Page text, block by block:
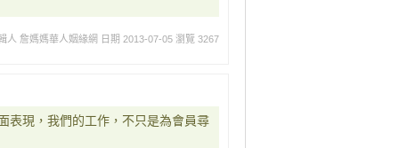
人 詹媽媽華人姻緣網 日期 2013-07-05 瀏覽 3267
表現，我們的工作，不只是為會員尋